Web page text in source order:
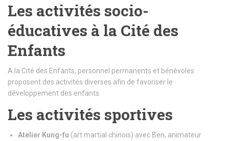
Les activités socio-
éducatives à la Cité des
Enfants
A la Cité des Enfants, personnel permanents et bénévoles
proposent des activités diverses afin de favoriser le
développement des enfants.
Les activités sportives
Atelier Kung-fu (art martial chinois) avec Ben, animateur